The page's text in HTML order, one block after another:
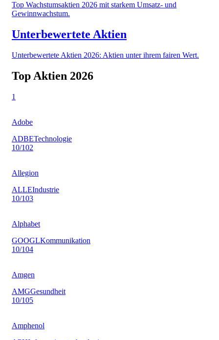
Top Wachstumsaktien 2026 mit starkem Umsatz- und
Gewinnwachstum.
Unterbewertete Aktien
Unterbewertete Aktien 2026: Aktien unter ihrem fairen Wert.
Top Aktien 2026
1
Adobe
ADBETechnologie
10/102
Allegion
ALLEIndustrie
10/103
Alphabet
GOOGLKommunikation
10/104
Amgen
AMGGesundheit
10/105
Amphenol